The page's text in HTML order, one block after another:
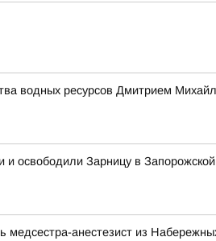
водных ресурсов Дмитрием
освободили Зарницу в Запорожской
медсестра-анестезист из